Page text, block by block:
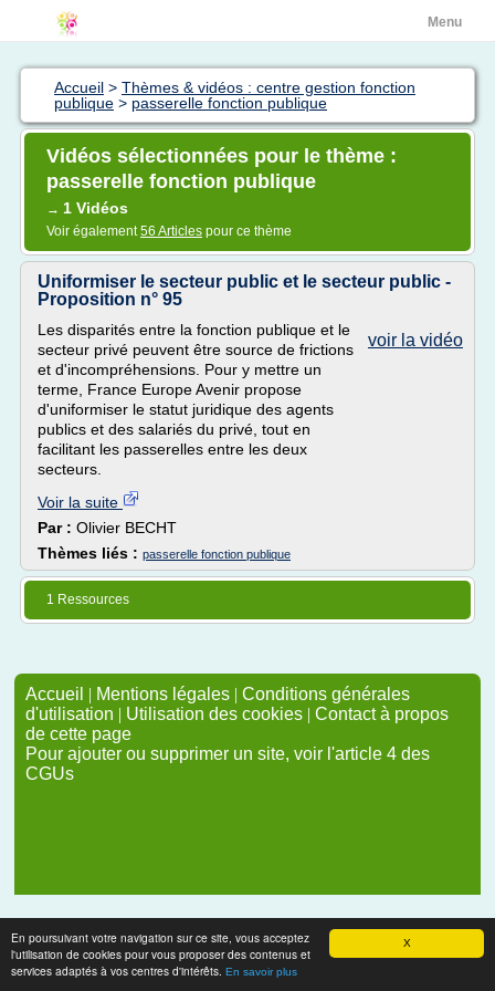
X
En poursuivant votre navigation sur ce site, vous acceptez
l'utilisation de cookies pour vous proposer des contenus et
services adaptés à vos centres d'intérêts. En savoir plus
Menu
Accueil > Thèmes & vidéos : centre gestion fonction
publique > passerelle fonction publique
Vidéos sélectionnées pour le thème :
passerelle fonction publique
→ 1 Vidéos
Voir également56 Articles pour ce thème
Uniformiser le secteur public et le secteur public -
Proposition n° 95
voir la vidéo
Les disparités entre la fonction publique et le
secteur privé peuvent être source de frictions
et d'incompréhensions. Pour y mettre un
terme, France Europe Avenir propose
d'uniformiser le statut juridique des agents
publics et des salariés du privé, tout en
facilitant les passerelles entre les deux
secteurs.
Voir la suite
Par : Olivier BECHT
Thèmes liés : passerelle fonction publique
1 Ressources
Accueil | Mentions légales | Conditions générales
d'utilisation | Utilisation des cookies | Contact à propos
de cette page
Pour ajouter ou supprimer un site, voir l'article 4 des
CGUs